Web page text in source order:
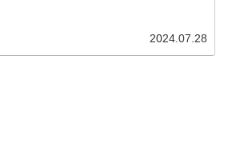
2024.07.28